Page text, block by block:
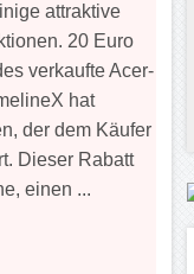
attraktive
20 Euro
verkaufte Acer-
hat
der dem Käufer
Dieser Rabatt
einen ...